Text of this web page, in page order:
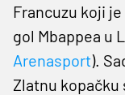
Francuzu koji
gol Mbappea u
Arenasport).
Zlatnu kopačku